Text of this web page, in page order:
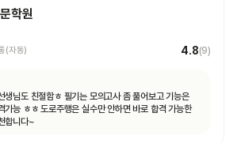
학원
(자동) 4.8(9)
생님도 친절함ㅎ 필기는 모의고사 좀 풀어보고 기능은
가능 ㅎㅎ 도로주행은 실수만 안하면 바로 합격 가능한
합니다~